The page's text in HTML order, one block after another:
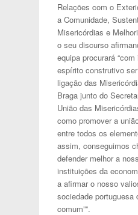
Relações com o
a Comunidade,
Misericórdias e
o seu discurso
equipa procurará
espírito construtivo
ligação das
Braga junto do
União das
como promover a
entre todos os
assim, conseguimos
defender melhor a
instituições da
a afirmar o nosso
sociedade portuguesa
comum””.